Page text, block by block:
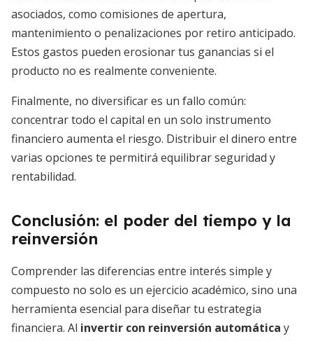
asociados, como comisiones de apertura,
mantenimiento o penalizaciones por retiro anticipado.
Estos gastos pueden erosionar tus ganancias si el
producto no es realmente conveniente.
Finalmente, no diversificar es un fallo común:
concentrar todo el capital en un solo instrumento
financiero aumenta el riesgo. Distribuir el dinero entre
varias opciones te permitirá equilibrar seguridad y
rentabilidad.
Conclusión: el poder del tiempo y la
reinversión
Comprender las diferencias entre interés simple y
compuesto no solo es un ejercicio académico, sino una
herramienta esencial para diseñar tu estrategia
financiera. Al invertir con reinversión automática y